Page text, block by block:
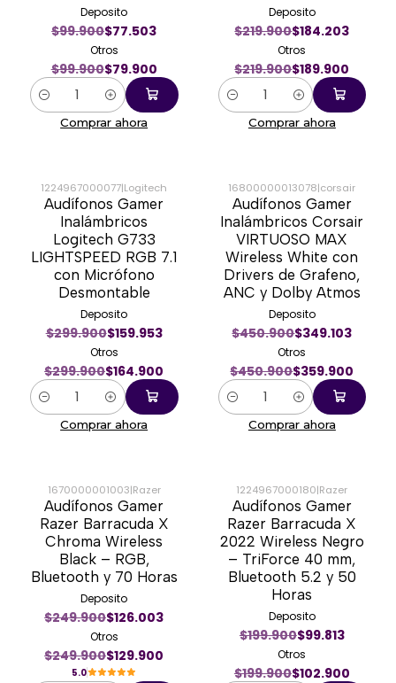
Deposito
$99.900$77.503
Otros
$99.900$79.900
Cantidad
Comprar ahora
Deposito
$219.900$184.203
Otros
$219.900$189.900
Cantidad
Comprar ahora
-45%
1224967000077|Logitech
Audífonos Gamer
Inalámbricos
Logitech G733
LIGHTSPEED RGB 7.1
con Micrófono
Desmontable
Deposito
$299.900$159.953
Otros
$299.900$164.900
Cantidad
Comprar ahora
-20%
16800000013078|corsair
Audífonos Gamer
Inalámbricos Corsair
VIRTUOSO MAX
Wireless White con
Drivers de Grafeno,
ANC y Dolby Atmos
Deposito
$450.900$349.103
Otros
$450.900$359.900
Cantidad
Comprar ahora
-48%
1670000001003|Razer
Audífonos Gamer
Razer Barracuda X
Chroma Wireless
Black – RGB,
Bluetooth y 70 Horas
Deposito
$249.900$126.003
Otros
$249.900$129.900
5.0
-49%
1224967000180|Razer
Audífonos Gamer
Razer Barracuda X
2022 Wireless Negro
– TriForce 40 mm,
Bluetooth 5.2 y 50
Horas
Deposito
$199.900$99.813
Otros
$199.900$102.900